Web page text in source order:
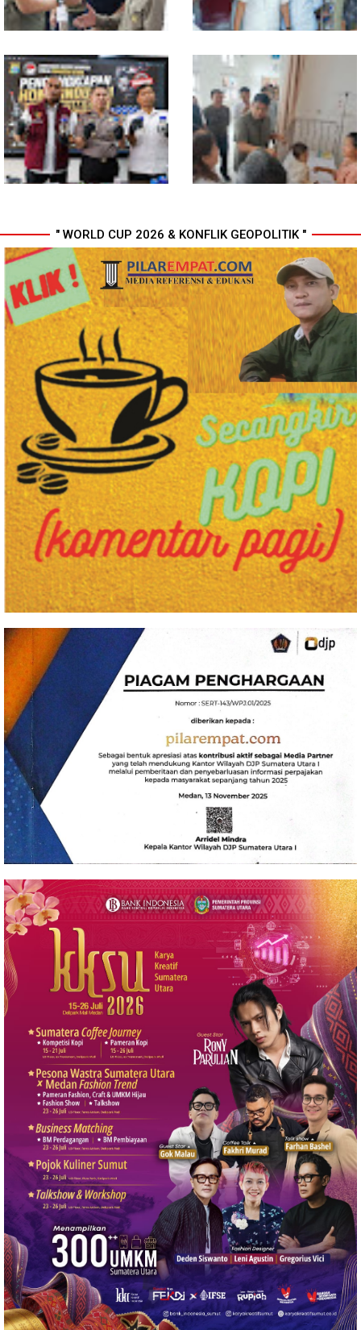
Komisi D DPRDSU Ikut Gubsu
Bobby Nasution Berkantor di
Nias
Walikota Medan Nonaktifkan
Lurah Aur, Rico Waas : Tak Ada
Toleransi bagi Penyalahgunaan
Wewenang
Bahan dari Kamboja, Polda
Sumut Bongkar Home Industri
Vape Mengandung Etomidate
Gubsu Bobby Pastikan Pasien
Rujukan dari Nias Tak
Terkendala Biaya Perjalanan
dan Rumah Singgah di Medan
" WORLD CUP 2026 & KONFLIK GEOPOLITIK "